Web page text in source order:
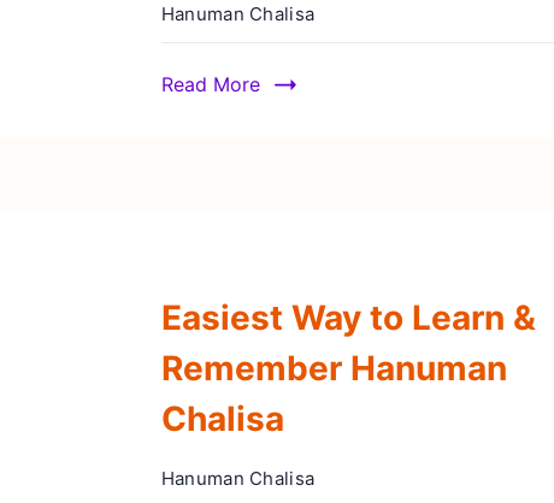
Hanuman Chalisa
Read More
Easiest Way to Learn &
Remember Hanuman
Chalisa
Hanuman Chalisa